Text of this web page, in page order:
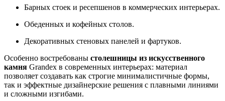
Барных стоек и ресепшенов в коммерческих интерьерах.
Обеденных и кофейных столов.
Декоративных стеновых панелей и фартуков.
Особенно востребованы столешницы из искусственного
камня Grandex в современных интерьерах: материал
позволяет создавать как строгие минималистичные формы,
так и эффектные дизайнерские решения с плавными линиями
и сложными изгибами.